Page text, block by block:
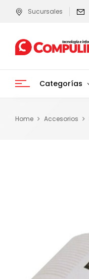
Sucursales
Categorías
Home Accesorios